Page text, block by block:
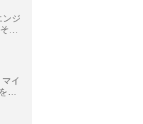
ンジ
り
イ
刷